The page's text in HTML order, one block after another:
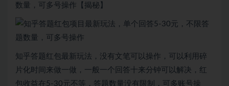
数量，可多号操作【揭秘】
知乎答题红包最新玩法，没有文笔可以操作，可以利用碎
片化时间来做一做，一般一个回答十来分钟可以解决，红
包收益在5-30元不等，答题数量没有限制，可多账号操